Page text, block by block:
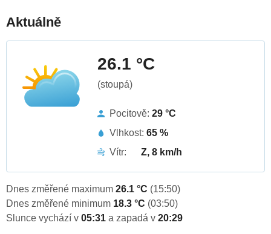
Aktuálně
26.1 °C
(stoupá)
Pocitově: 29 °C
Vlhkost: 65 %
Vítr:
Z, 8 km/h
Dnes změřené maximum 26.1 °C (15:50)
Dnes změřené minimum 18.3 °C (03:50)
Slunce vychází v 05:31 a zapadá v 20:29